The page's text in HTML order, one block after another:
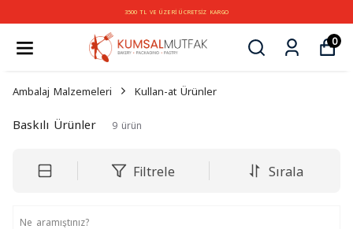
3500 TL VE ÜZERİ ÜCRETSİZ KARGO
0
Ambalaj Malzemeleri Kullan-at Ürünler
Baskılı Ürünler 9 ürün
Filtrele Sırala